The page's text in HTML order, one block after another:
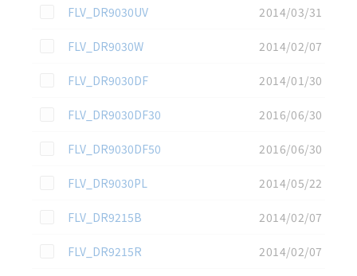
この資料を選択
FLV_DR9030UV
2014/03/31
この資料を選択
FLV_DR9030W
2014/02/07
この資料を選択
FLV_DR9030DF
2014/01/30
この資料を選択
FLV_DR9030DF30
2016/06/30
この資料を選択
FLV_DR9030DF50
2016/06/30
この資料を選択
FLV_DR9030PL
2014/05/22
この資料を選択
FLV_DR9215B
2014/02/07
この資料を選択
FLV_DR9215R
2014/02/07